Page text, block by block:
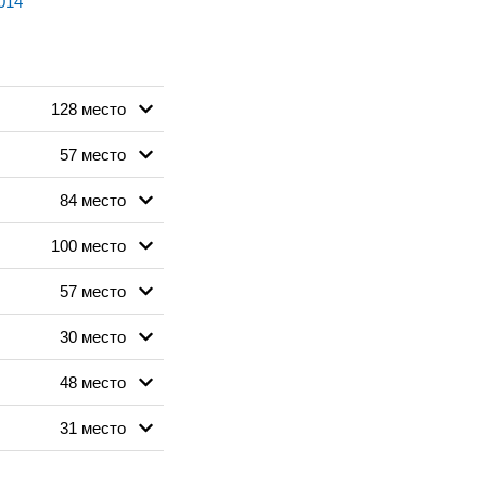
128 место
57 место
84 место
100 место
57 место
30 место
48 место
31 место